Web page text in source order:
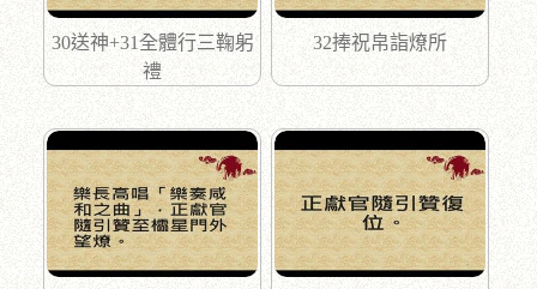
30送神+31全體行三鞠躬
禮
32捧祝帛詣燎所